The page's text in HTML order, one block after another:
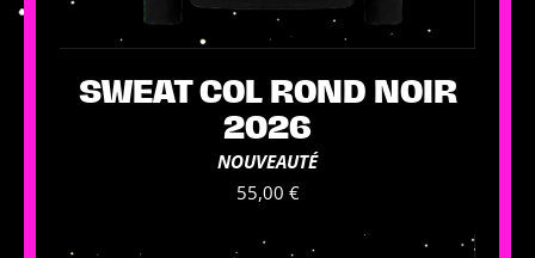
SWEAT COL ROND NOIR
2026
NOUVEAUTÉ
55,00 €